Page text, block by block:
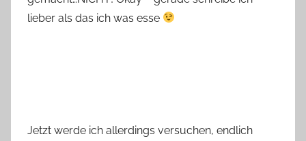
lieber als das ich was esse
Jetzt werde ich allerdings versuchen, endlich